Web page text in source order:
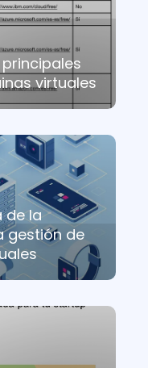
virtuales
de la
gestión de